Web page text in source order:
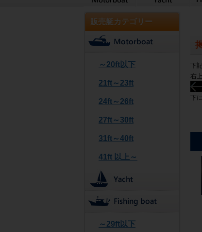
販売艇カテゴリー
～20ft以下
21ft～23ft
24ft～26ft
27ft～30ft
31ft～40ft
41ft 以上～
～29ft以下
下
右
下